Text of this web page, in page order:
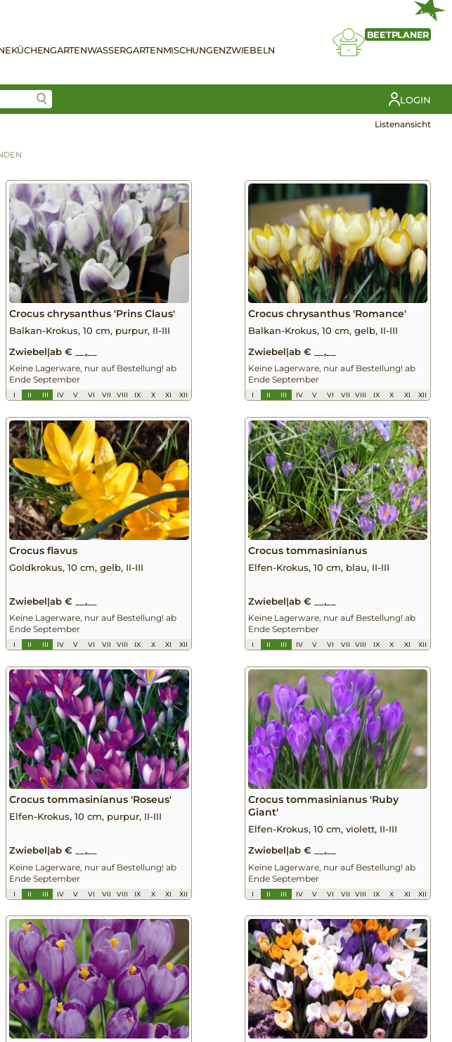
KÜCHENGARTENWASSERGARTENMISCHUNGENZWIEBELN
NEU
BEETPLANER
LOGIN
Listenansicht
Crocus chrysanthus 'Prins Claus'
Balkan-Krokus, 10 cm, purpur, II-III
Zwiebel|ab € __,__
Keine Lagerware, nur auf Bestellung! ab
Ende September
I II III IV V VI VII VIII IX X XI XII
Crocus chrysanthus 'Romance'
Balkan-Krokus, 10 cm, gelb, II-III
Zwiebel|ab € __,__
Keine Lagerware, nur auf Bestellung! ab
Ende September
I II III IV V VI VII VIII IX X XI XII
Crocus flavus
Goldkrokus, 10 cm, gelb, II-III
Zwiebel|ab € __,__
Keine Lagerware, nur auf Bestellung! ab
Ende September
I II III IV V VI VII VIII IX X XI XII
Crocus tommasinianus
Elfen-Krokus, 10 cm, blau, II-III
Zwiebel|ab € __,__
Keine Lagerware, nur auf Bestellung! ab
Ende September
I II III IV V VI VII VIII IX X XI XII
Crocus tommasinianus 'Roseus'
Elfen-Krokus, 10 cm, purpur, II-III
Zwiebel|ab € __,__
Keine Lagerware, nur auf Bestellung! ab
Ende September
I II III IV V VI VII VIII IX X XI XII
Crocus tommasinianus 'Ruby
Giant'
Elfen-Krokus, 10 cm, violett, II-III
Zwiebel|ab € __,__
Keine Lagerware, nur auf Bestellung! ab
Ende September
I II III IV V VI VII VIII IX X XI XII